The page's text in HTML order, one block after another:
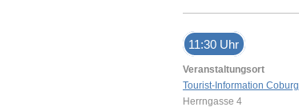
11:30 Uhr
Veranstaltungsort
Tourist-Information Coburg
Herrngasse 4